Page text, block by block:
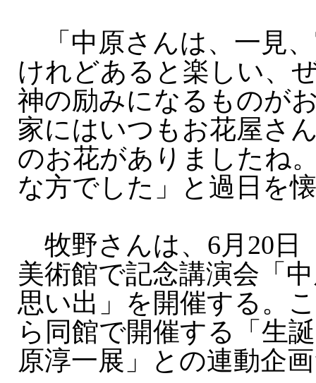
「中原さんは、一見
けれどあると楽しい、
神の励みになるものが
家にはいつもお花屋さ
のお花がありましたね
な方でした」と過日を
牧野さんは、6月20日
美術館で記念講演会「
思い出」を開催する。
ら同館で開催する「生
原淳一展」との連動企